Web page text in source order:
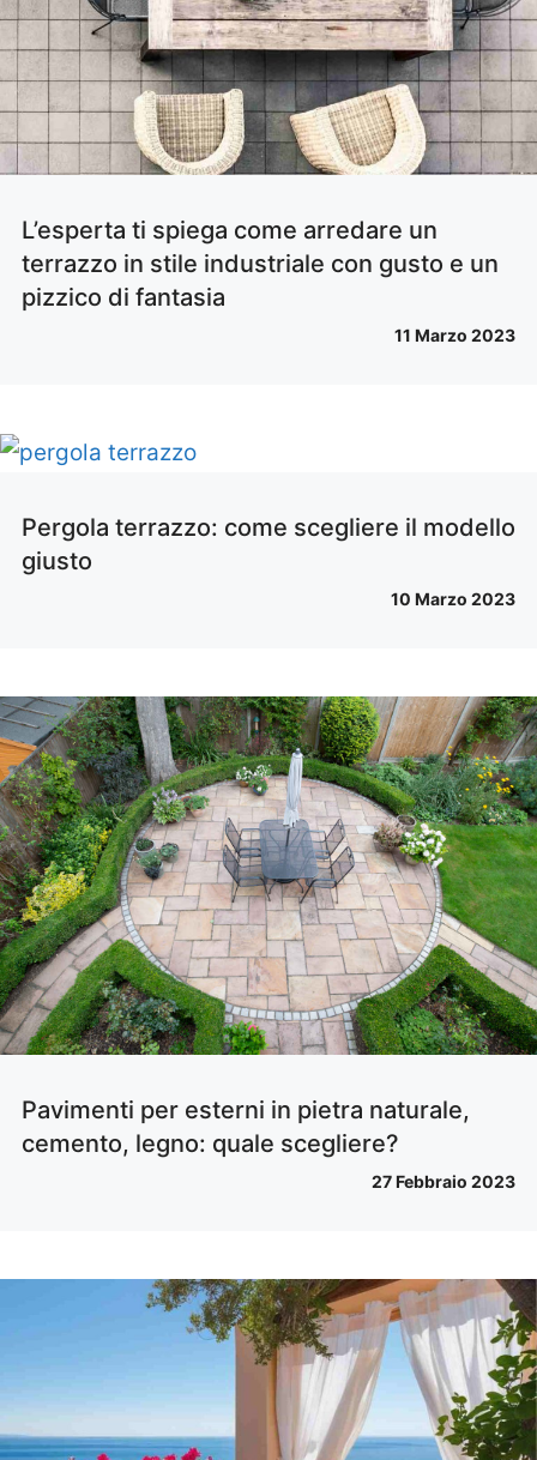
L’esperta ti spiega come arredare un
terrazzo in stile industriale con gusto e un
pizzico di fantasia
11 Marzo 2023
Pergola terrazzo: come scegliere il modello
giusto
10 Marzo 2023
Pavimenti per esterni in pietra naturale,
cemento, legno: quale scegliere?
27 Febbraio 2023